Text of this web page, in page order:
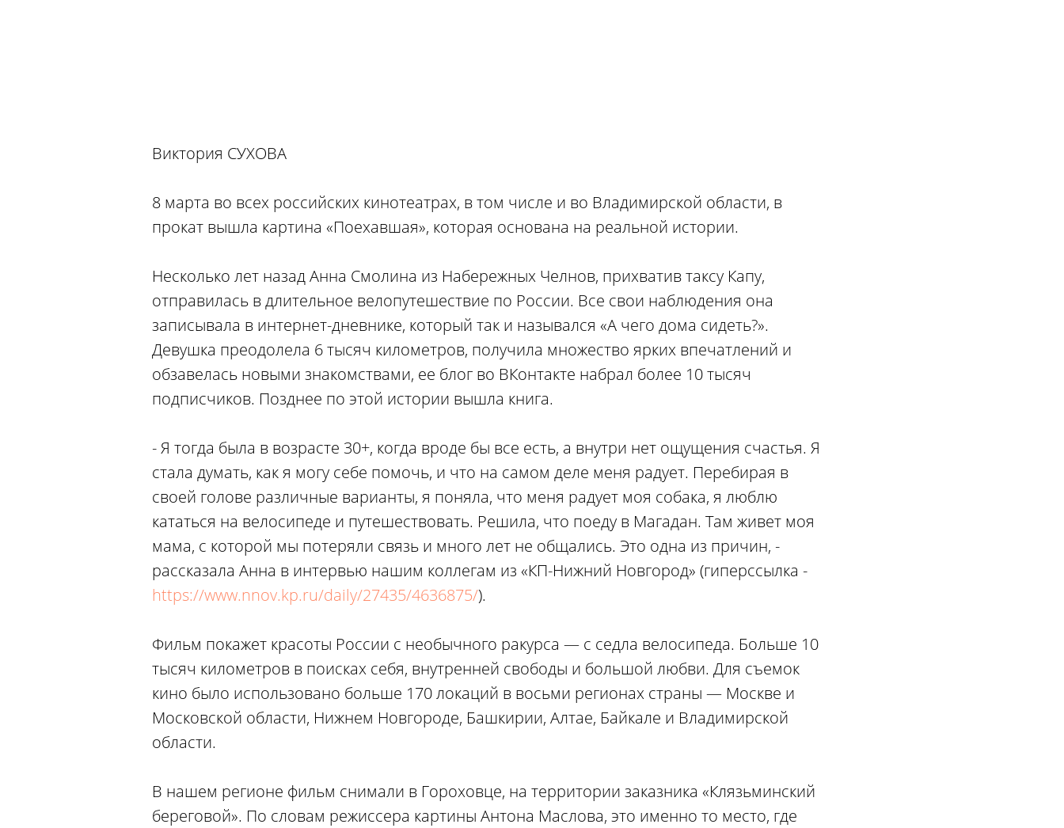
Виктория СУХОВА
8 марта во всех российских кинотеатрах, в том числе и во Владимирской области, в
прокат вышла картина «Поехавшая», которая основана на реальной истории.
Несколько лет назад Анна Смолина из Набережных Челнов, прихватив таксу Капу,
отправилась в длительное велопутешествие по России. Все свои наблюдения она
записывала в интернет-дневнике, который так и назывался «А чего дома сидеть?».
Девушка преодолела 6 тысяч километров, получила множество ярких впечатлений и
обзавелась новыми знакомствами, ее блог во ВКонтакте набрал более 10 тысяч
подписчиков. Позднее по этой истории вышла книга.
- Я тогда была в возрасте 30+, когда вроде бы все есть, а внутри нет ощущения счастья. Я
стала думать, как я могу себе помочь, и что на самом деле меня радует. Перебирая в
своей голове различные варианты, я поняла, что меня радует моя собака, я люблю
кататься на велосипеде и путешествовать. Решила, что поеду в Магадан. Там живет моя
мама, с которой мы потеряли связь и много лет не общались. Это одна из причин, -
рассказала Анна в интервью нашим коллегам из «КП-Нижний Новгород» (гиперссылка -
https://www.nnov.kp.ru/daily/27435/4636875/).
Фильм покажет красоты России с необычного ракурса — с седла велосипеда. Больше 10
тысяч километров в поисках себя, внутренней свободы и большой любви. Для съемок
кино было использовано больше 170 локаций в восьми регионах страны — Москве и
Московской области, Нижнем Новгороде, Башкирии, Алтае, Байкале и Владимирской
области.
В нашем регионе фильм снимали в Гороховце, на территории заказника «Клязьминский
береговой». По словам режиссера картины Антона Маслова, это именно то место, где